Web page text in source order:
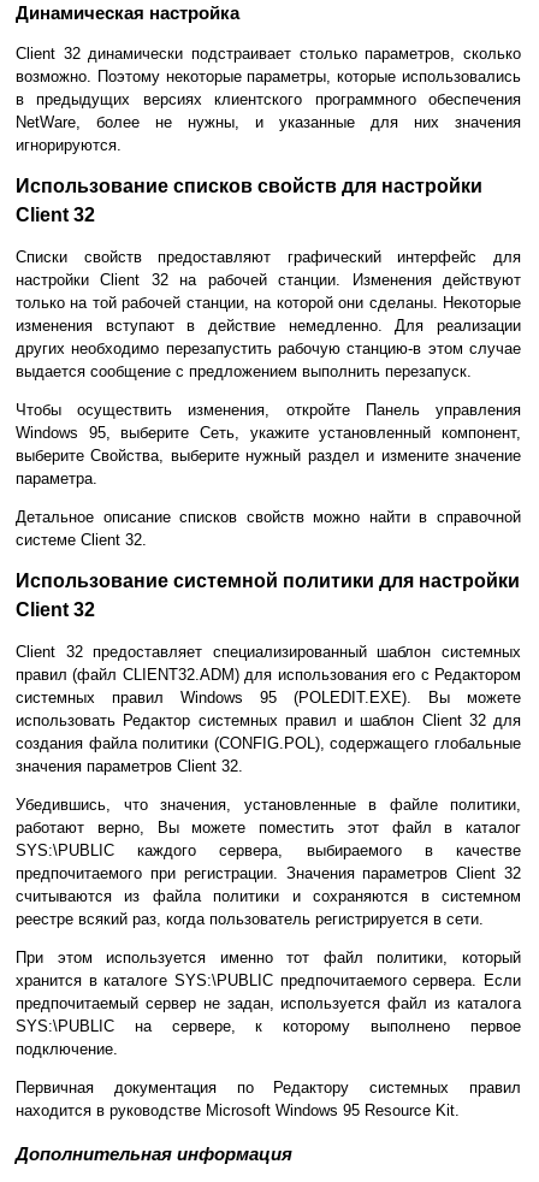
Динамическая настройка
Client 32 динамически подстраивает столько параметров, сколько
возможно. Поэтому некоторые параметры, которые использовались
в предыдущих версиях клиентского программного обеспечения
NetWare, более не нужны, и указанные для них значения
игнорируются.
Использование списков свойств для настройки
Client 32
Списки свойств предоставляют графический интерфейс для
настройки Client 32 на рабочей станции. Изменения действуют
только на той рабочей станции, на которой они сделаны. Некоторые
изменения вступают в действие немедленно. Для реализации
других необходимо перезапустить рабочую станцию-в этом случае
выдается сообщение с предложением выполнить перезапуск.
Чтобы осуществить изменения, откройте Панель управления
Windows 95, выберите Сеть, укажите установленный компонент,
выберите Свойства, выберите нужный раздел и измените значение
параметра.
Детальное описание списков свойств можно найти в справочной
системе Сlient 32.
Использование системной политики для настройки
Client 32
Client 32 предоставляет специализированный шаблон системных
правил (файл CLIENT32.ADM) для использования его с Редактором
системных правил Windows 95 (POLEDIT.EXE). Вы можете
использовать Редактор системных правил и шаблон Client 32 для
создания файла политики (CONFIG.POL), содержащего глобальные
значения параметров Client 32.
Убедившись, что значения, установленные в файле политики,
работают верно, Вы можете поместить этот файл в каталог
SYS:\PUBLIC каждого сервера, выбираемого в качестве
предпочитаемого при регистрации. Значения параметров Сlient 32
считываются из файла политики и сохраняются в системном
реестре всякий раз, когда пользователь регистрируется в сети.
При этом используется именно тот файл политики, который
хранится в каталоге SYS:\PUBLIC предпочитаемого сервера. Если
предпочитаемый сервер не задан, используется файл из каталога
SYS:\PUBLIC на сервере, к которому выполнено первое
подключение.
Первичная документация по Редактору системных правил
находится в руководстве Microsoft Windows 95 Resource Kit.
Дополнительная информация